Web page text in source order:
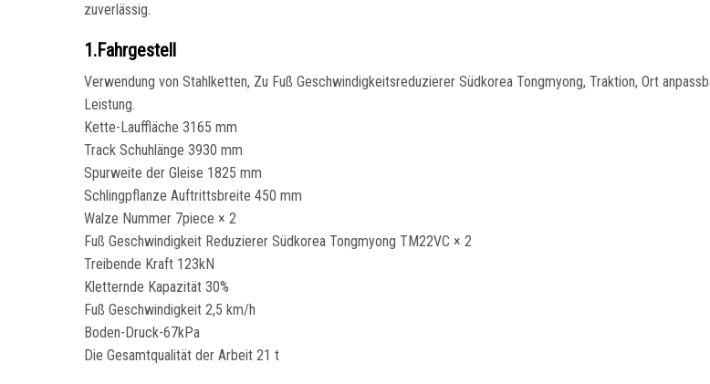
zuverlässig.
1.Fahrgestell
Verwendung von Stahlketten, Zu Fuß Geschwindigkeitsreduzierer Südkorea Tongmyong, Traktion, Ort
Leistung.
Kette-Lauffläche 3165 mm
Track Schuhlänge 3930 mm
Spurweite der Gleise 1825 mm
Schlingpflanze Auftrittsbreite 450 mm
Walze Nummer 7piece × 2
Fuß Geschwindigkeit Reduzierer Südkorea Tongmyong TM22VC × 2
Treibende Kraft 123kN
Kletternde Kapazität 30%
Fuß Geschwindigkeit 2,5 km/h
Boden-Druck-67kPa
Die Gesamtqualität der Arbeit 21 t